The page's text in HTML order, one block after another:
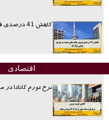
کاهش 41 درصدی فروش خانه در تورنتو
اقتصادی
نرخ تورم کانادا